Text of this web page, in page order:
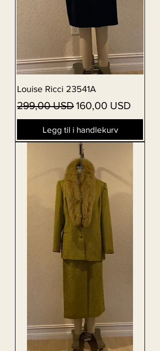
Louise Ricci 23541A
Vanlig pris
299,00 USDSalgspris
160,00 USD
Legg til i handlekurv